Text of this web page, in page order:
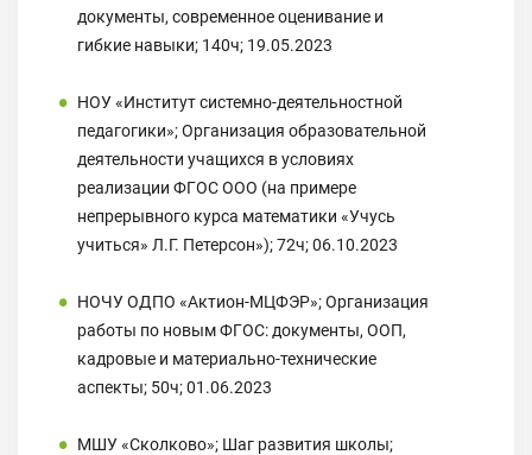
документы, современное оценивание и
гибкие навыки; 140ч; 19.05.2023
НОУ «Институт системно-деятельностной
педагогики»; Организация образовательной
деятельности учащихся в условиях
реализации ФГОС ООО (на примере
непрерывного курса математики «Учусь
учиться» Л.Г. Петерсон»); 72ч; 06.10.2023
НОЧУ ОДПО «Актион-МЦФЭР»; Организация
работы по новым ФГОС: документы, ООП,
кадровые и материально-технические
аспекты; 50ч; 01.06.2023
МШУ «Сколково»; Шаг развития школы;